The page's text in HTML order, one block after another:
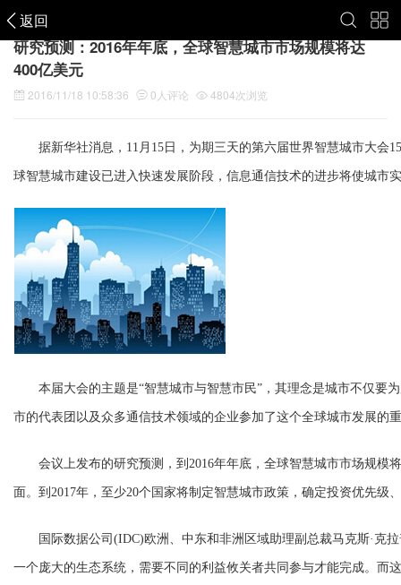
返回
研究预测：2016年年底，全球智慧城市市场规模将达
400亿美元
2016/11/18 10:58:36 0 人评论 4804次浏览
据新华社消息，11月15日，为期三天的第六届世界智慧城市大会
球智慧城市建设已进入快速发展阶段，信息通信技术的进步将使城市
本届大会的主题是“智慧城市与智慧市民”，其理念是城市不仅要
市的代表团以及众多通信技术领域的企业参加了这个全球城市发展的
会议上发布的研究预测，到2016年年底，全球智慧城市市场规模
面。到2017年，至少20个国家将制定智慧城市政策，确定投资优先级
国际数据公司(IDC)欧洲、中东和非洲区域助理副总裁马克斯·克拉
一个庞大的生态系统，需要不同的利益攸关者共同参与才能完成。而